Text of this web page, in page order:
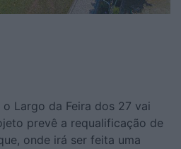
Largo da Feira dos 27 vai
prevê a requalificação de
onde irá ser feita uma